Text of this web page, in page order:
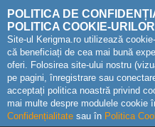
POLITICA DE
POLITICA COOKIE-URILOR
Site-ul Kerigma.ro utilizează
că beneficiați de cea mai bună
oferi. Folosirea site-ului nostru
pe pagini, înregistrare sau
acceptați politica noastră privind
mai multe despre modulele cookie
Confidențialitate sau în Politica